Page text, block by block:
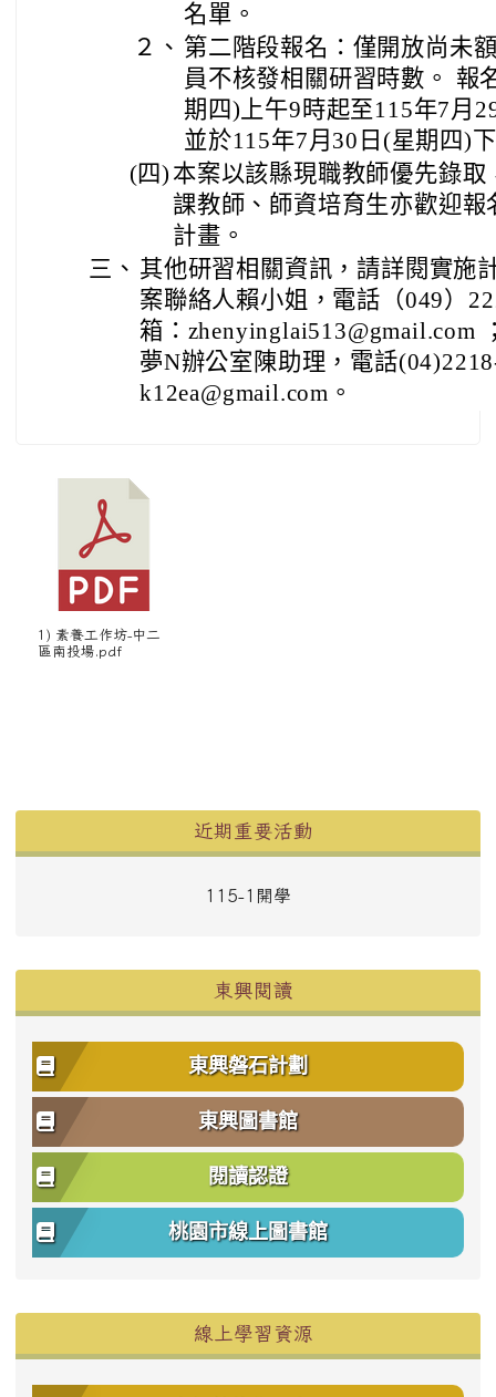
名單。
２、 第二階段報名：僅開放尚未
員不核發相關研習時數。 報
期四)上午9時起至115年7月
並於115年7月30日(星期四)
(四) 本案以該縣現職教師優先錄
課教師、師資培育生亦歡迎
計畫。
三、 其他研習相關資訊，請詳閱實施
案聯絡人賴小姐，電話（049）
箱：zhenyinglai513@gmail.com
夢N辦公室陳助理，電話
k12ea@gmail.com。
1) 素養工作坊-中二
區南投場.pdf
近期重要活動
115-1開學
東興閱讀
東興磐石計劃
東興圖書館
閱讀認證
桃園市線上圖書館
線上學習資源